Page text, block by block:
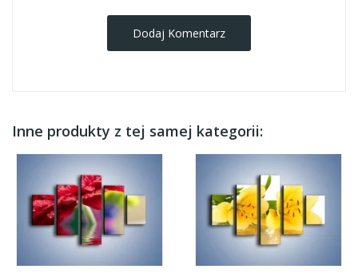
Dodaj Komentarz
Inne produkty z tej samej kategorii: